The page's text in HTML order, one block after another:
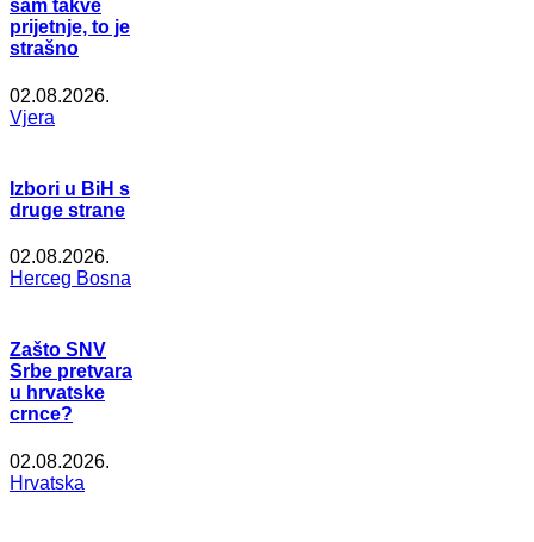
sam takve
prijetnje, to je
strašno
02.08.2026.
Vjera
Izbori u BiH s
druge strane
02.08.2026.
Herceg Bosna
Zašto SNV
Srbe pretvara
u hrvatske
crnce?
02.08.2026.
Hrvatska